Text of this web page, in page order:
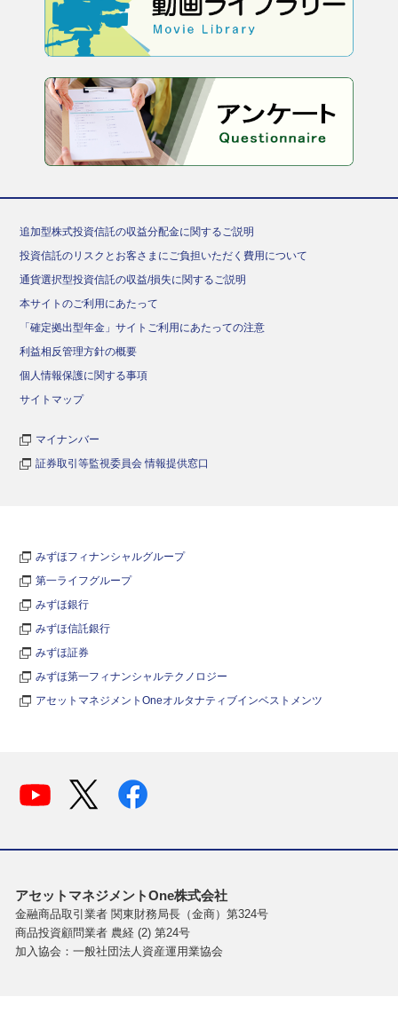
追加型株式投資信託の収益分配金に関するご説明
投資信託のリスクとお客さまにご負担いただく費用について
通貨選択型投資信託の収益/損失に関するご説明
本サイトのご利用にあたって
「確定拠出型年金」サイトご利用にあたっての注意
利益相反管理方針の概要
個人情報保護に関する事項
サイトマップ
マイナンバー
証券取引等監視委員会 情報提供窓口
みずほフィナンシャルグループ
第一ライフグループ
みずほ銀行
みずほ信託銀行
みずほ証券
みずほ第一フィナンシャルテクノロジー
アセットマネジメントOneオルタナティブインベストメンツ
アセットマネジメントOne株式会社
金融商品取引業者 関東財務局長（金商）第324号
商品投資顧問業者 農経 (2) 第24号
加入協会：一般社団法人資産運用業協会